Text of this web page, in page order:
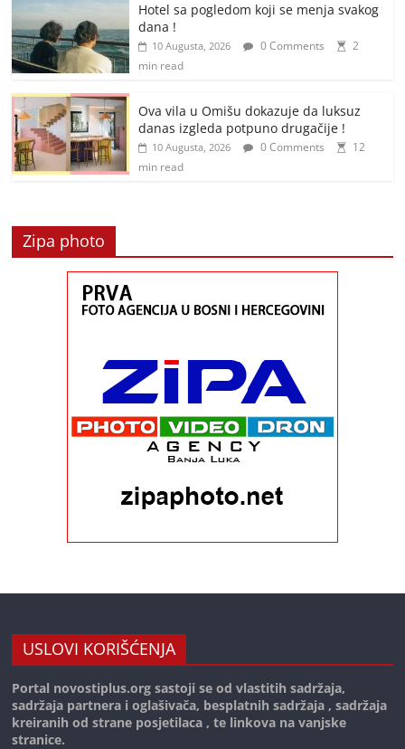
Hotel sa pogledom koji se menja svakog
dana !
10 Augusta, 2026 0 Comments
2
min read
Ova vila u Omišu dokazuje da luksuz
danas izgleda potpuno drugačije !
10 Augusta, 2026 0 Comments
12
min read
Zipa photo
USLOVI KORIŠĆENJA
Portal novostiplus.org sastoji se od vlastitih sadržaja,
sadržaja partnera i oglašivača, besplatnih sadržaja , sadržaja
kreiranih od strane posjetilaca , te linkova na vanjske
stranice.